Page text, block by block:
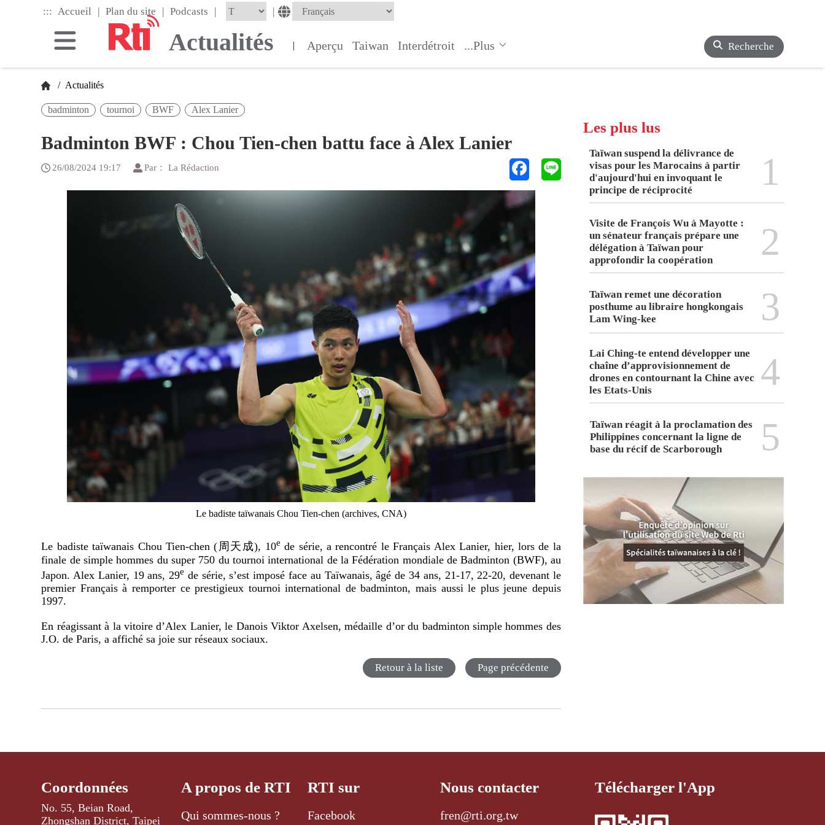
::: Accueil | Plan du site | Podcasts | |
Actualités | Aperçu Taiwan Interdétroit ...Plus Recherche
/ Actualités
badminton tournoi BWF Alex Lanier
Badminton BWF : Chou Tien-chen battu face à Alex Lanier
26/08/2024 19:17 Par： La Rédaction
Le badiste taïwanais Chou Tien-chen (archives, CNA)
Le badiste taïwanais Chou Tien-chen (周天成), 10e de série, a rencontré le Français Alex Lanier, hier, lors de la
finale de simple hommes du super 750 du tournoi international de la Fédération mondiale de Badminton (BWF), au
Japon. Alex Lanier, 19 ans, 29e de série, s’est imposé face au Taïwanais, âgé de 34 ans, 21-17, 22-20, devenant le
premier Français à remporter ce prestigieux tournoi international de badminton, mais aussi le plus jeune depuis
1997.
En réagissant à la vitoire d’Alex Lanier, le Danois Viktor Axelsen, médaille d’or du badminton simple hommes des
J.O. de Paris, a affiché sa joie sur réseaux sociaux.
Retour à la liste Page précédente
Les plus lus
Taïwan suspend la délivrance de
visas pour les Marocains à partir
d'aujourd'hui en invoquant le
principe de réciprocité
1
Visite de François Wu à Mayotte :
un sénateur français prépare une
délégation à Taïwan pour
approfondir la coopération
2
Taïwan remet une décoration
posthume au libraire hongkongais
Lam Wing-kee
3
Lai Ching-te entend développer une
chaîne d’approvisionnement de
drones en contournant la Chine avec
les Etats-Unis
4
Taïwan réagit à la proclamation des
Philippines concernant la ligne de
base du récif de Scarborough
5
Coordonnées
No. 55, Beian Road,
Zhongshan District, Taipei
A propos de RTI
Qui sommes-nous ?
RTI sur
Facebook
Nous contacter
fren@rti.org.tw
Télécharger l'App